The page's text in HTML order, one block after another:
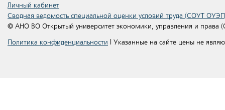
Личный кабинет
Сводная ведомость специальной оценки условий труда (СОУТ
© АНО ВО Открытый университет экономики, управления и права
Политика конфиденциальности | Указанные на сайте цены не